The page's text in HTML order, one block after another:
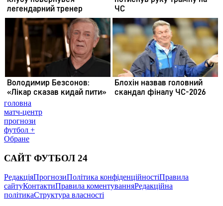
головна
матч-центр
прогнози
футбол +
Обране
САЙТ ФУТБОЛ 24
РедакціяПрогнозиПолітика конфіденційностіПравила
сайтуКонтактиПравила коментуванняРедакційна
політикаСтруктура власності